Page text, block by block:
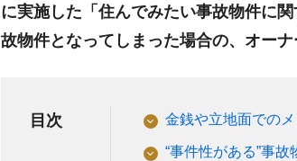
に実施した「住んでみたい事故物件に
故物件となってしまった場合の、オー
目次 金銭や立地面での
“事件性がある”事